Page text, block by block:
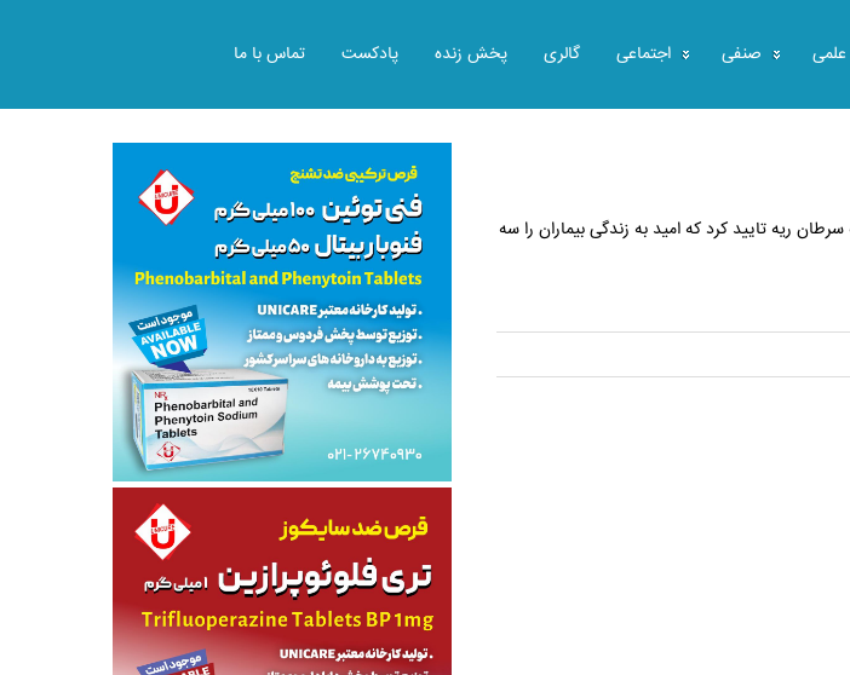
علمی صنفی اجتماعی گالری پخش زنده پادکست تماس با ما
ریه تایید کرد که امید به زندگی بیماران را سه